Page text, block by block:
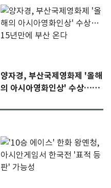
양자경, 부산국제영화제 '올해
의 아시아영화인상' 수상…15